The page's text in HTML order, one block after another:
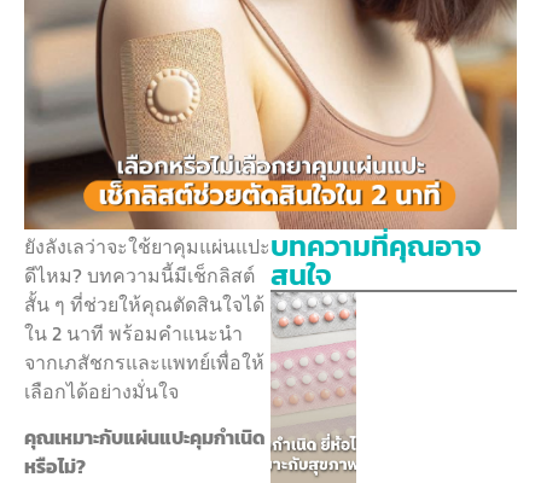
ยังลังเลว่าจะใช้ยาคุมแผ่นแปะ
ดีไหม? บทความนี้มีเช็กลิสต์
สั้น ๆ ที่ช่วยให้คุณตัดสินใจได้
ใน 2 นาที พร้อมคำแนะนำ
จากเภสัชกรและแพทย์เพื่อให้
เลือกได้อย่างมั่นใจ
คุณเหมาะกับแผ่นแปะคุมกำเนิด
หรือไม่?
บทความที่คุณอาจ
สนใจ